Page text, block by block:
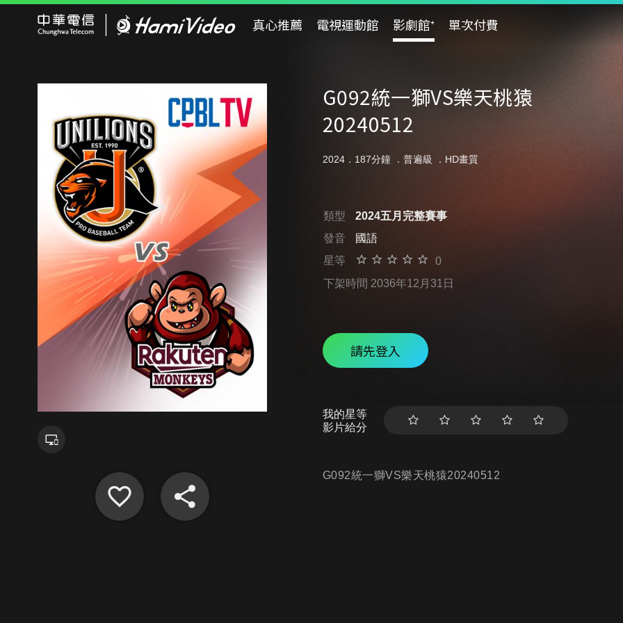
真心推薦 電視運動館 影劇館⁺ 單次付費
G092統一獅VS樂天桃猿
20240512
2024．187分鐘 ． 普遍級 ．HD畫質
類型
2024五月完整賽事
發音
國語
星等
0
下架時間 2036年12月31日
請先登入
我的星等
影片給分
G092統一獅VS樂天桃猿20240512